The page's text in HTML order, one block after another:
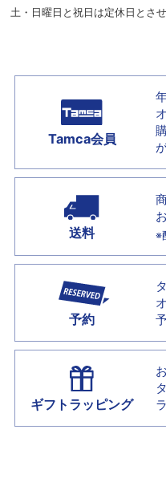
土・日曜日と祝日は定休日とさ
Tamca会員
送料 ※
予約
ギフトラッピング